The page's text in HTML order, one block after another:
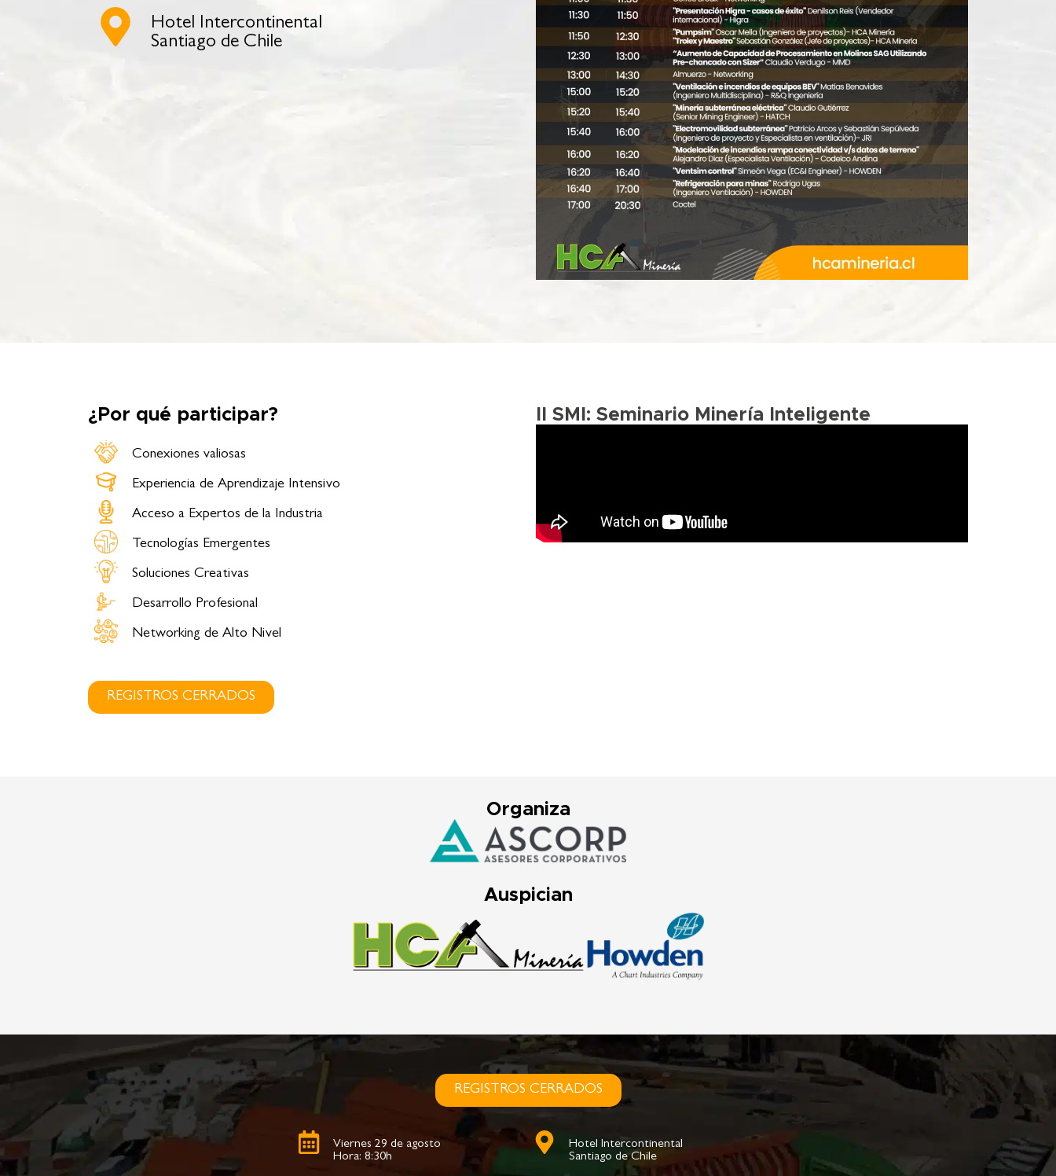
Hotel Intercontinental
Santiago de Chile
¿Por qué participar?
Conexiones valiosas
Experiencia de Aprendizaje Intensivo​
Acceso a Expertos de la Industria​
Tecnologías Emergentes​
Soluciones Creativas
Desarrollo Profesional
Networking de Alto Nivel
REGISTROS CERRADOS
II SMI: Seminario Minería Inteligente
Organiza
Auspician
REGISTROS CERRADOS
Viernes 29 de agosto
Hora: 8:30h
Hotel Intercontinental
Santiago de Chile